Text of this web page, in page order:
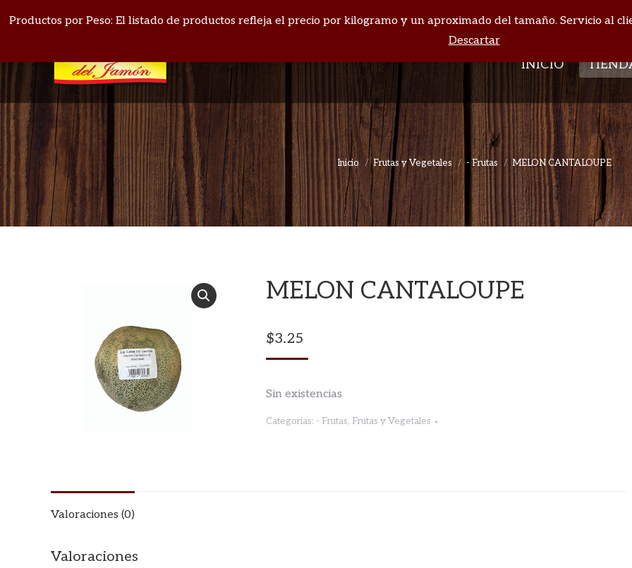
Productos por Peso: El listado de productos refleja el precio por kilogramo y un aproximado del tamaño. Servicio al
Descartar
INICIO
Estás aquí:
Inicio Frutas y Vegetales - Frutas MELON CANTALOUPE
MELON CANTALOUPE
$3.25
Sin existencias
Categorías: - Frutas, Frutas y Vegetales
Valoraciones (0)
Valoraciones
INICIO